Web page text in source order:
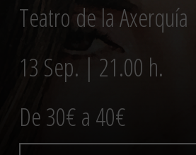
Teatro de la Axerquía
13 Sep. | 21.00 h.
De 30€ a 40€